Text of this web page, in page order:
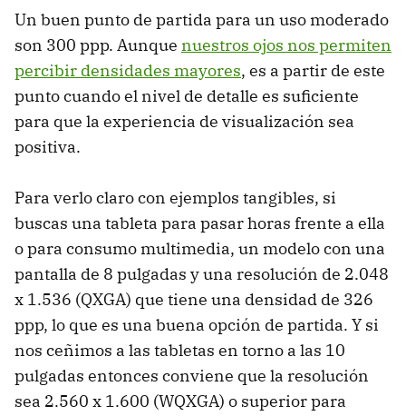
Un buen punto de partida para un uso moderado
son 300 ppp. Aunque nuestros ojos nos permiten
percibir densidades mayores, es a partir de este
punto cuando el nivel de detalle es suficiente
para que la experiencia de visualización sea
positiva.
Para verlo claro con ejemplos tangibles, si
buscas una tableta para pasar horas frente a ella
o para consumo multimedia, un modelo con una
pantalla de 8 pulgadas y una resolución de 2.048
x 1.536 (QXGA) que tiene una densidad de 326
ppp, lo que es una buena opción de partida. Y si
nos ceñimos a las tabletas en torno a las 10
pulgadas entonces conviene que la resolución
sea 2.560 x 1.600 (WQXGA) o superior para